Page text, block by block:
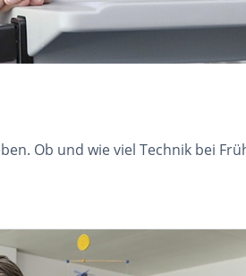
Ob und wie viel Technik bei